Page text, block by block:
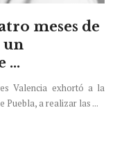
meses de
un
...
Valencia exhortó a la
Puebla, a realizar las ...